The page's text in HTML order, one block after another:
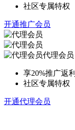
社区专属特权
开通推广会员
代理会员
享20%推广返利
社区专属特权
开通代理会员